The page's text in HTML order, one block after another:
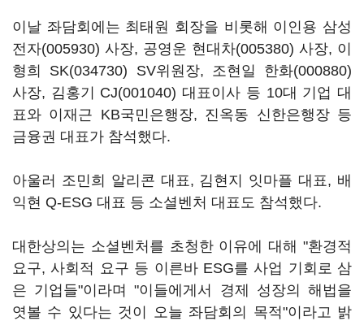
이날 좌담회에는 최태원 회장을 비롯해 이인용 삼성
전자(005930) 사장, 공영운 현대차(005380) 사장, 이
형희 SK(034730) SV위원장, 조현일 한화(000880)
사장, 김홍기 CJ(001040) 대표이사 등 10대 기업 대
표와 이재근 KB국민은행장, 진옥동 신한은행장 등
금융권 대표가 참석했다.
아울러 조민희 알리콘 대표, 김현지 잇마플 대표, 배
익현 Q-ESG 대표 등 소셜벤처 대표도 참석했다.
대한상의는 소셜벤처를 초청한 이유에 대해 "환경적
요구, 사회적 요구 등 이른바 ESG를 사업 기회로 삼
은 기업들"이라며 "이들에게서 경제 성장의 해법을
엿볼 수 있다는 것이 오늘 좌담회의 목적"이라고 밝